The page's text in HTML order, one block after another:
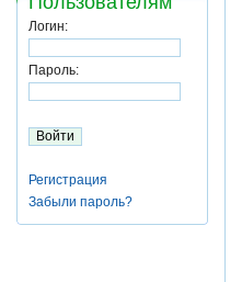
Логин:
Пароль:
Регистрация
Забыли пароль?